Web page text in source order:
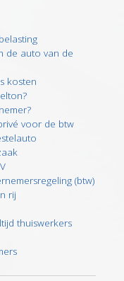
de auto van de
kosten
voor de btw
(btw)
rij
thuiswerkers